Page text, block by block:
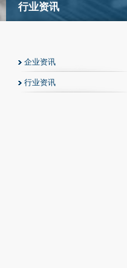
行业资讯
企业资讯
行业资讯